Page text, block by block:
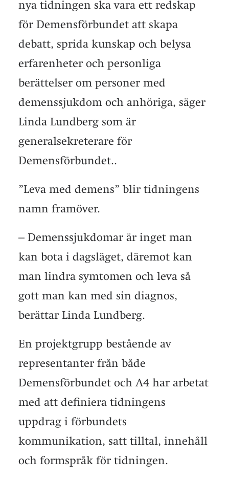
nya tidningen ska vara ett redskap
för Demensförbundet att skapa
debatt, sprida kunskap och belysa
erfarenheter och personliga
berättelser om personer med
demenssjukdom och anhöriga, säger
Linda Lundberg som är
generalsekreterare för
Demensförbundet..
”Leva med demens” blir tidningens
namn framöver.
– Demenssjukdomar är inget man
kan bota i dagsläget, däremot kan
man lindra symtomen och leva så
gott man kan med sin diagnos,
berättar Linda Lundberg.
En projektgrupp bestående av
representanter från både
Demensförbundet och A4 har arbetat
med att definiera tidningens
uppdrag i förbundets
kommunikation, satt tilltal, innehåll
och formspråk för tidningen.